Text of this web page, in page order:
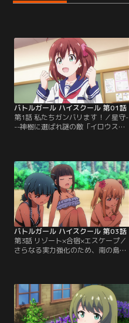
バトルガール ハイスクール 第01話
第1話 私たちガンバリます！／星守-
--神樹に選ばれ謎の敵「イロウス」
活を送りながら、いざという時は地
球の平和を守るため戦っていた。あ
る日、いつものように特訓に励んで
いた彼女たちであったが…。【提
供：バンダイチャンネル】
バトルガール ハイスクール 第03話
第3話 リゾート×合宿×エスケープ／
さらなる実力強化のため、南の島で
言葉を掛けられたサドネは、ひとき
わ塞ぎ込んでいた。厳しい特訓から
の逃避と、サドネを元気づけるた
め、あんこ・望・桜・ひなたの4人